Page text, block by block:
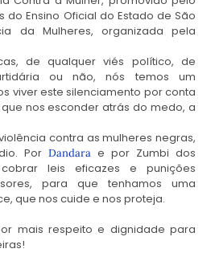
do Ensino Oficial do Estado de São
da Mulheres, organizada pela
de qualquer viés político, de
ou não, nós temos um
viver este silenciamento por conta
nos esconder atrás do medo, a
contra as mulheres negras,
Por Dandara e por Zumbi dos
cobrar leis eficazes e punições
para que tenhamos uma
que nos cuide e nos proteja.
mais respeito e dignidade para